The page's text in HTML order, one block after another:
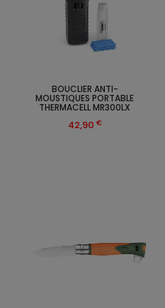
BOUCLIER ANTI-
MOUSTIQUES PORTABLE
THERMACELL MR300LX
42,90 €